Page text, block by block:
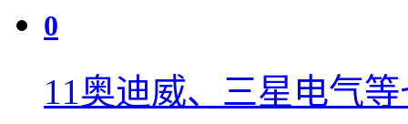
0
11奥迪威、三星电气